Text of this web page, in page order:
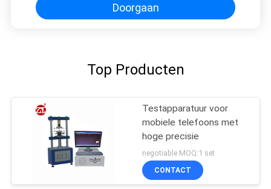
Doorgaan
Top Producten
Testapparatuur voor
mobiele telefoons met
hoge precisie
negotiable MOQ:1 set
CONTACT